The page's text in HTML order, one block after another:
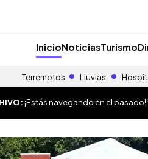
InicioNoticiasTurismo
Terremotos Lluvias
¡Estás navegando en el